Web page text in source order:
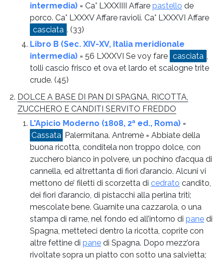
intermedia) = Ca° LXXXIIII Affare pastello de
porco. Ca° LXXXV Affare ravioli. Ca° LXXXVI Affare
casciata . (33)
Libro B (Sec. XIV-XV, Italia meridionale
intermedia) = 56 LXXXVI Se voy fare casciata ,
tolli cascio frisco et ova et lardo et scalogne trite
crude. (45)
DOLCE A BASE DI PAN DI SPAGNA, RICOTTA,
ZUCCHERO E CANDITI SERVITO FREDDO
L'Apicio Moderno (1808, 2ª ed., Roma) =
Cassata Palermitana. Antremè = Abbiate della
buona ricotta, conditela non troppo dolce, con
zucchero bianco in polvere, un pochino d’acqua di
cannella, ed altrettanta di fiori d’arancio. Alcuni vi
mettono de’ filetti di scorzetta di cedrato candito,
dei fiori d’arancio, di pistacchi alla perlina triti;
mescolate bene. Guarnite una cazzarola, o una
stampa di rame, nel fondo ed all’intorno di pane di
Spagna, metteteci dentro la ricotta, coprite con
altre fettine di pane di Spagna. Dopo mezz’ora
rivoltate sopra un piatto con sotto una salvietta;